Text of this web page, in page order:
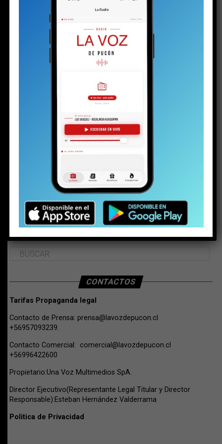
CONTACTOS
Tarifas Propaganda legal
Contacto de Prensa: prensa@lavozdepucon.cl
+56957093239.
Contacto Comercial: comercial@lavozdepucon.cl
+56996422600
Propietario:Una Voz Multimedios SpA.
Director Ejecutivo(Representante Legal Titular y Director
Responsable):Esteban Hernández Valderrama
Politica de Privacidad